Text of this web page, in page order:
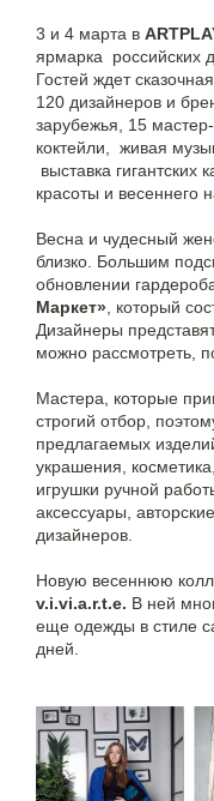
3 и 4 марта в
ярмарка российских
Гостей ждет
120 дизайнеров и
зарубежья, 15
коктейли, живая
выставка гигантских
красоты и весеннего
Весна и чудесный
близко. Большим
обновлении
Маркет» , который
Дизайнеры
можно рассмотреть,
Мастера, которые
строгий отбор,
предлагаемых
украшения,
игрушки ручной
аксессуары,
дизайнеров.
Новую весеннюю
v.i.vi.a.r.t.e. В ней
еще одежды в стиле
дней.